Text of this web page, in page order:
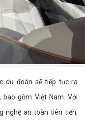
dự đoán sẽ tiếp tục ra
gồm Việt Nam. Với
nghệ an toàn tiên tiến,